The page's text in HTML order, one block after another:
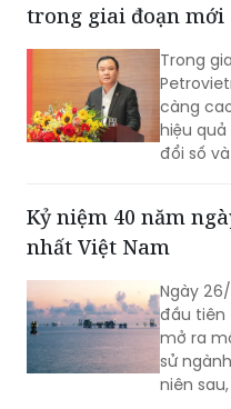
càng
hiệu
đổi số
Trong
diện giữ
đưa các
nghiệp.
Kỷ niệm 40 năm
Ngày
đầu tiên
mở ra
sử
niên
đến là
còn trở
chiến
C.P. Việt Nam đồng